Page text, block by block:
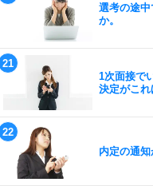
選考の途
か。
1次面接で
決定がこれ
内定の通知